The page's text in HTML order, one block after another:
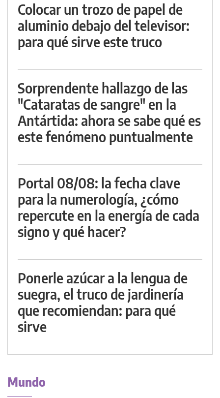
Colocar un trozo de papel de
aluminio debajo del televisor:
para qué sirve este truco
Sorprendente hallazgo de las
"Cataratas de sangre" en la
Antártida: ahora se sabe qué es
este fenómeno puntualmente
Portal 08/08: la fecha clave
para la numerología, ¿cómo
repercute en la energía de cada
signo y qué hacer?
Ponerle azúcar a la lengua de
suegra, el truco de jardinería
que recomiendan: para qué
sirve
Mundo